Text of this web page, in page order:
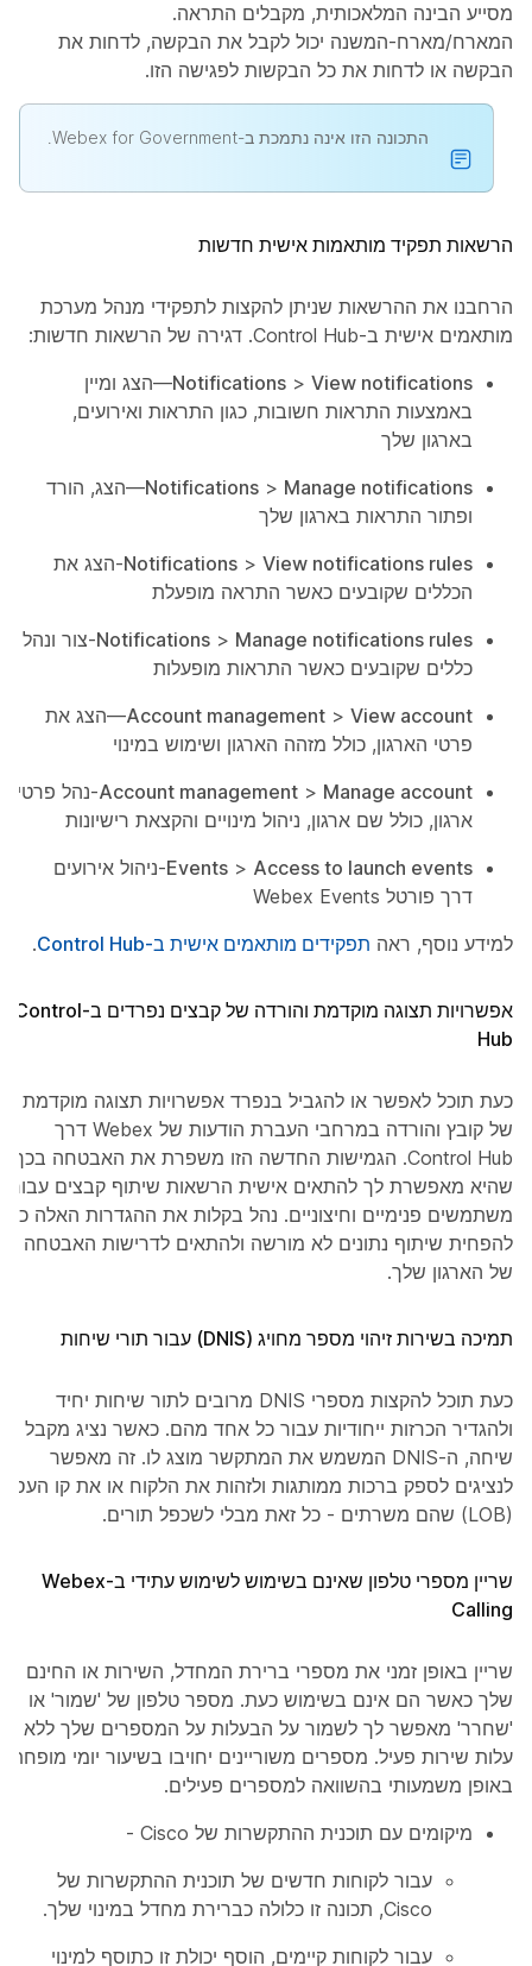
מסייע הבינה המלאכותית, מקבלים התראה.
המארח/מארח-המשנה יכול לקבל את הבקשה, לדחות את
הבקשה או לדחות את כל הבקשות לפגישה הזו.
התכונה הזו אינה נתמכת ב-Webex for Government.
הרשאות תפקיד מותאמות אישית חדשות
הרחבנו את ההרשאות שניתן להקצות לתפקידי מנהל מערכת
מותאמים אישית ב-Control Hub. דגירה של הרשאות חדשות:
Notifications > View notifications
—הצג ומיין
באמצעות התראות חשובות, כגון התראות ואירועים,
בארגון שלך
Notifications > Manage notifications
—הצג, הורד
ופתור התראות בארגון שלך
Notifications > View notifications rules
-הצג את
הכללים שקובעים כאשר התראה מופעלת
Notifications > Manage notifications rules
-צור ונהל
כללים שקובעים כאשר התראות מופעלות
Account management > View account
—הצג את
פרטי הארגון, כולל מזהה הארגון ושימוש במינוי
Account management > Manage account
-נהל פרטי
ארגון, כולל שם ארגון, ניהול מינויים והקצאת רישיונות
Events > Access to launch events
-ניהול אירועים
דרך פורטל Webex Events
למידע נוסף, ראה תפקידים מותאמים אישית ב-Control Hub .
אפשרויות תצוגה מוקדמת והורדה של קבצים נפרדים ב-Control
Hub
כעת תוכל לאפשר או להגביל בנפרד אפשרויות תצוגה מוקדמת
של קובץ והורדה במרחבי העברת הודעות של Webex דרך
Control Hub. הגמישות החדשה הזו משפרת את האבטחה בכך
שהיא מאפשרת לך להתאים אישית הרשאות שיתוף קבצים עבור
משתמשים פנימיים וחיצוניים. נהל בקלות את ההגדרות האלה כדי
להפחית שיתוף נתונים לא מורשה ולהתאים לדרישות האבטחה
של הארגון שלך.
תמיכה בשירות זיהוי מספר מחויג (DNIS) עבור תורי שיחות
כעת תוכל להקצות מספרי DNIS מרובים לתור שיחות יחיד
ולהגדיר הכרזות ייחודיות עבור כל אחד מהם. כאשר נציג מקבל
שיחה, ה-DNIS המשמש את המתקשר מוצג לו. זה מאפשר
לנציגים לספק ברכות ממותגות ולזהות את הלקוח או את קו העסק
(LOB) שהם משרתים - כל זאת מבלי לשכפל תורים.
שריין מספרי טלפון שאינם בשימוש לשימוש עתידי ב-Webex
Calling
שריין באופן זמני את מספרי ברירת המחדל, השירות או החינם
שלך כאשר הם אינם בשימוש כעת. מספר טלפון של 'שמור' או
'שחרר' מאפשר לך לשמור על הבעלות על המספרים שלך ללא
עלות שירות פעיל. מספרים משוריינים יחויבו בשיעור יומי מופחת
באופן משמעותי בהשוואה למספרים פעילים.
מיקומים עם תוכנית ההתקשרות של Cisco -
עבור לקוחות חדשים של תוכנית ההתקשרות של
Cisco, תכונה זו כלולה כברירת מחדל במינוי שלך.
עבור לקוחות קיימים, הוסף יכולת זו כתוסף למינוי